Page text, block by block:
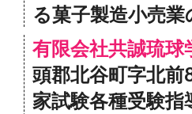
る菓子製造小売業
有限会社共誠琉球
頭郡北谷町字北
家試験各種受験指